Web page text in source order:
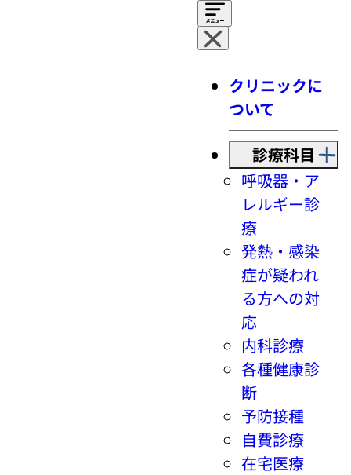
クリニックに
ついて
診療科目
呼吸器・ア
レルギー診
療
発熱・感染
症が疑われ
る方への対
応
内科診療
各種健康診
断
予防接種
自費診療
在宅医療